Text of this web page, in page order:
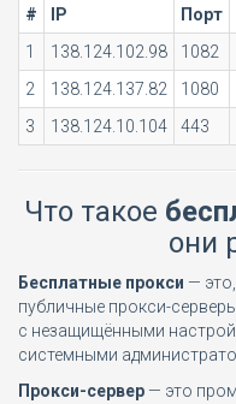
# IP Порт
1
138.124.102.98 1082
2
138.124.137.82 1080
3
138.124.10.104 443
Что такое
они
Бесплатные прокси —
публичные прокси-
с незащищёнными
системными
Прокси-сервер — это